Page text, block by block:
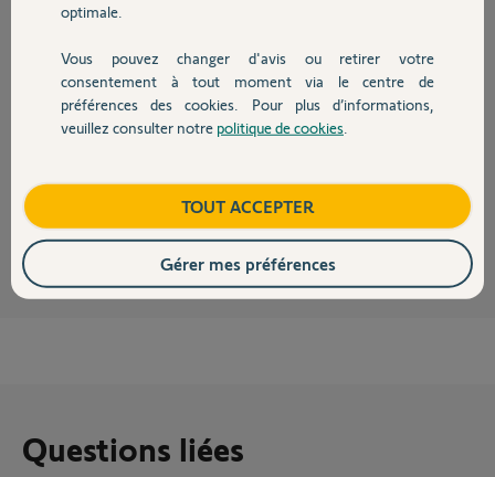
Devis avec un pro
Contact
Réponses
Bonjour Michel
Questions liées
optimale.
Vous pouvez changer d'avis ou retirer votre
consentement à tout moment via le centre de
préférences des cookies. Pour plus d’informations,
veuillez consulter notre politique de cookies
TOUT ACCEPTER
Gérer mes préférences